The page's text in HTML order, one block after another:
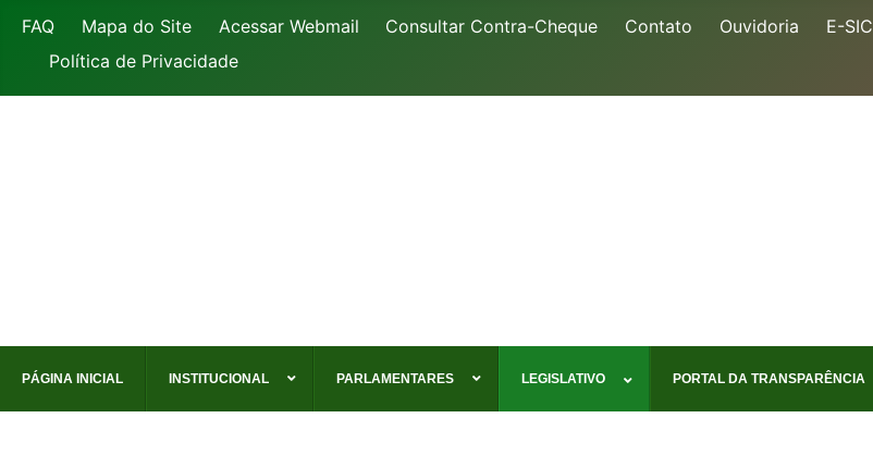
FAQ Mapa do Site Acessar Webmail Consultar Contra-Cheque Contato Ouvidoria
E-SIC
Política de Privacidade
PÁGINA INICIAL INSTITUCIONAL PARLAMENTARES LEGISLATIVO PORTAL DA TRANSPARÊNCIA